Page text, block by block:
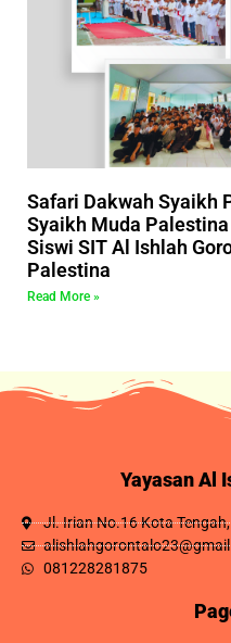
Safari Dakwah Syaikh
Syaikh Muda
Siswi SIT Al Ishlah
Palestina
Read More »
Yayasan Al
Jl. Irian No.16 Kota
081228281875